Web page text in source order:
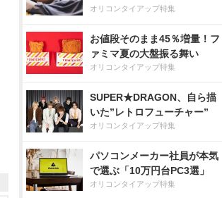
オリコンタイアップ特集
お値段そのまま45％増量！フ
ァミマ夏の大盤振る舞い
オリコンタイアップ特集
SUPER★DRAGON、自ら描
いた”レトロフューチャー”
オリコンタイアップ特集
パソコンメーカー社員が本気
で選ぶ「10万円台PC3選」
オリコンタイアップ特集